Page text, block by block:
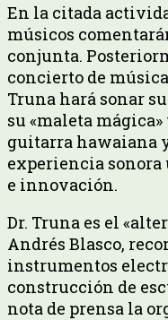
En la citada
músicos
conjunta.
concierto de
Truna hará sonar
su «maleta
guitarra hawaiana
experiencia
e innovación.
Dr. Truna es el
Andrés Blasco,
instrumentos
construcción de
nota de prensa la